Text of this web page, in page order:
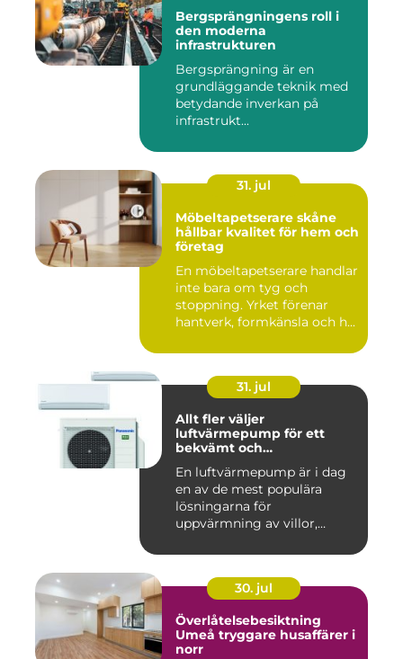
Bergsprängningens roll i
den moderna
infrastrukturen
Bergsprängning är en
grundläggande teknik med
betydande inverkan på
infrastrukt...
31. jul
Möbeltapetserare skåne
hållbar kvalitet för hem och
företag
En möbeltapetserare handlar
inte bara om tyg och
stoppning. Yrket förenar
hantverk, formkänsla och h...
31. jul
Allt fler väljer
luftvärmepump för ett
bekvämt och
En luftvärmepump är i dag
en av de mest populära
lösningarna för
uppvärmning av villor,
30. jul
Överlåtelsebesiktning
Umeå tryggare husaffärer i
norr